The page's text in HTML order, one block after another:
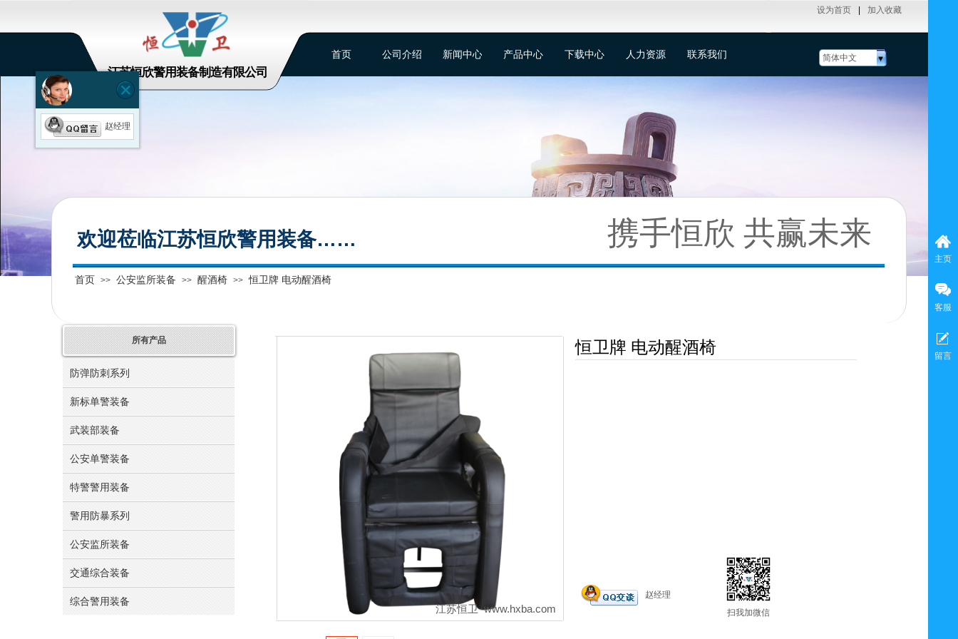
设为首页 加入收藏
简体中文
首页 公司介绍 新闻中心 产品中心 下载中心 人力资源 联系我们
江苏恒欣警用装备制造有限公司
携手恒欣 共赢未来
欢迎莅临江苏恒欣警用装备……
首页 >> 公安监所装备 >> 醒酒椅 >> 恒卫牌 电动醒酒椅
所有产品 恒卫牌 电动醒酒椅
防弹防刺系列
新标单警装备
武装部装备
公安单警装备
特警警用装备
警用防暴系列
公安监所装备
交通综合装备
综合警用装备
江苏恒卫 www.hxba.com
赵经理
江苏恒卫 www.hxba.com 扫我加微信
主页
客服
留言
赵经理